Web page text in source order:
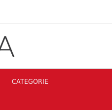
CATEGORIE